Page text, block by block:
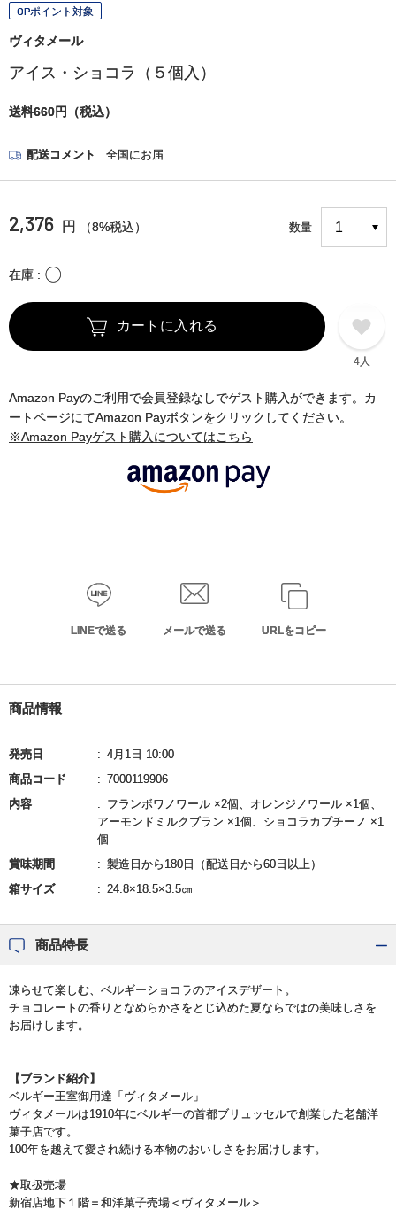
OPポイント対象
ヴィタメール
アイス・ショコラ（５個入）
送料660円（税込）
配送コメント 全国にお届
2,376 円 （8%税込） 数量
在庫 〇
カートに入れる
4人
Amazon Payのご利用で会員登録なしでゲスト購入ができます。カ
ートページにてAmazon Payボタンをクリックしてください。
※Amazon Payゲスト購入についてはこちら
LINEで送る メールで送る URLをコピー
商品情報
発売日
4月1日 10:00
商品コード
7000119906
内容
フランボワノワール ×2個、オレンジノワール ×1個、
アーモンドミルクブラン ×1個、ショコラカプチーノ ×1
個
賞味期間
製造日から180日（配送日から60日以上）
箱サイズ
24.8×18.5×3.5㎝
商品特長
凍らせて楽しむ、ベルギーショコラのアイスデザート。
チョコレートの香りとなめらかさをとじ込めた夏ならではの美味しさを
お届けします。
【ブランド紹介】
ベルギー王室御用達「ヴィタメール」
ヴィタメールは1910年にベルギーの首都ブリュッセルで創業した老舗洋
菓子店です。
100年を越えて愛され続ける本物のおいしさをお届けします。
★取扱売場
新宿店地下１階＝和洋菓子売場＜ヴィタメール＞